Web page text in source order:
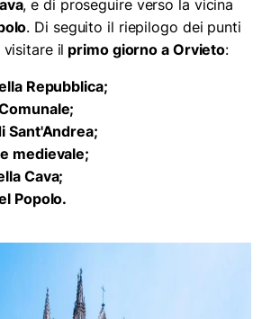
, e di proseguire verso la vicina
. Di seguito il riepilogo dei punti
il primo giorno a Orvieto:
Repubblica;
Sant'Andrea;
medievale;
Cava;
Popolo.